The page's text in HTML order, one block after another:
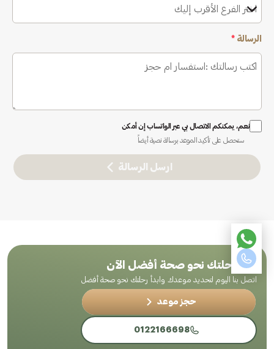
اختر الفرع الأقرب إليك
الرسالة *
نعم، يمكنكم الاتصال بي عبر الواتساب إن أمكن
ستحصل على تأكيد الموعد برسالة نصية أيضاً
ارسل الرسالة
ابدأ رحلتك نحو صحة أفضل الآن
اتصل بنا اليوم لتحديد موعدك وابدأ رحلتك نحو صحة أفضل
حجز موعد
0122166698